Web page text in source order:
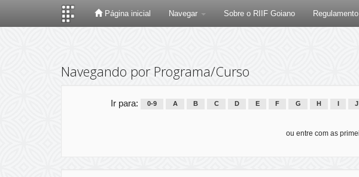
Página inicial Navegar Sobre o RIIF Goiano Regulamento
Navegando por Programa/Curso
Ir para: 0-9 A B C D E F G H J
ou entre com as